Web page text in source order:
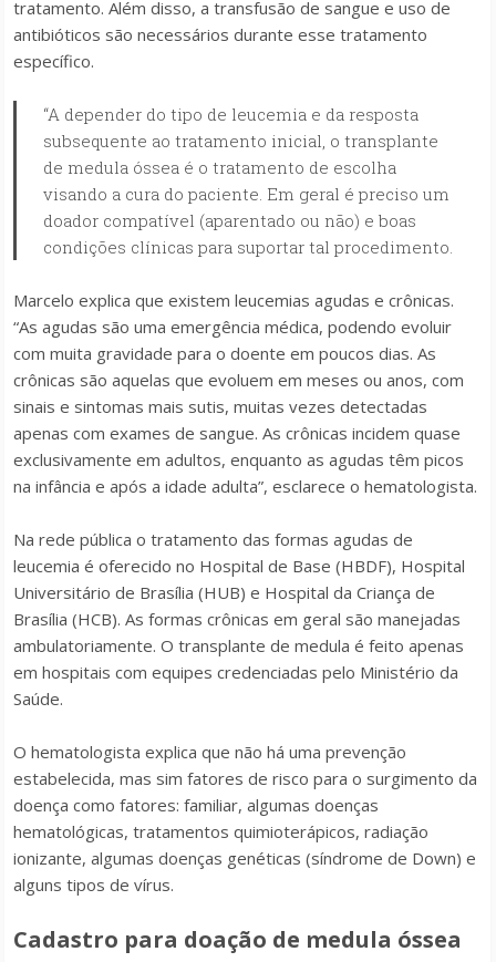
tratamento. Além disso, a transfusão de sangue e uso de
antibióticos são necessários durante esse tratamento
específico.
“A depender do tipo de leucemia e da resposta
subsequente ao tratamento inicial, o transplante
de medula óssea é o tratamento de escolha
visando a cura do paciente. Em geral é preciso um
doador compatível (aparentado ou não) e boas
condições clínicas para suportar tal procedimento.
Marcelo explica que existem leucemias agudas e crônicas.
“As agudas são uma emergência médica, podendo evoluir
com muita gravidade para o doente em poucos dias. As
crônicas são aquelas que evoluem em meses ou anos, com
sinais e sintomas mais sutis, muitas vezes detectadas
apenas com exames de sangue. As crônicas incidem quase
exclusivamente em adultos, enquanto as agudas têm picos
na infância e após a idade adulta”, esclarece o hematologista.
Na rede pública o tratamento das formas agudas de
leucemia é oferecido no Hospital de Base (HBDF), Hospital
Universitário de Brasília (HUB) e Hospital da Criança de
Brasília (HCB). As formas crônicas em geral são manejadas
ambulatoriamente. O transplante de medula é feito apenas
em hospitais com equipes credenciadas pelo Ministério da
Saúde.
O hematologista explica que não há uma prevenção
estabelecida, mas sim fatores de risco para o surgimento da
doença como fatores: familiar, algumas doenças
hematológicas, tratamentos quimioterápicos, radiação
ionizante, algumas doenças genéticas (síndrome de Down) e
alguns tipos de vírus.
Cadastro para doação de medula óssea